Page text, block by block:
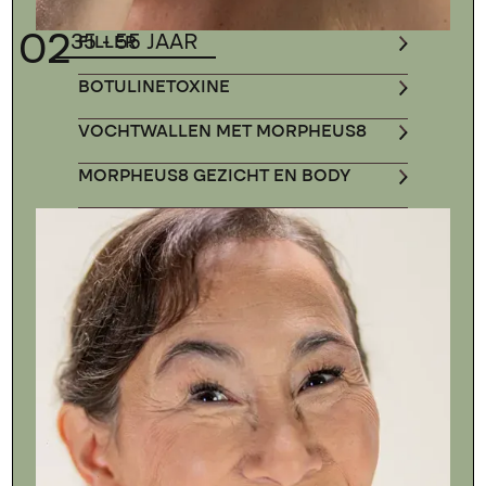
0235 - 55 JAAR
FILLER
BOTULINETOXINE
VOCHTWALLEN MET MORPHEUS8
MORPHEUS8 GEZICHT EN BODY